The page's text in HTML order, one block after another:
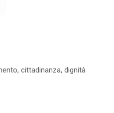
cittadinanza, dignità